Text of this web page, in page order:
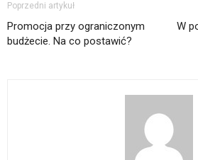
Poprzedni artykuł
Promocja przy ograniczonym
budżecie. Na co postawić?
W